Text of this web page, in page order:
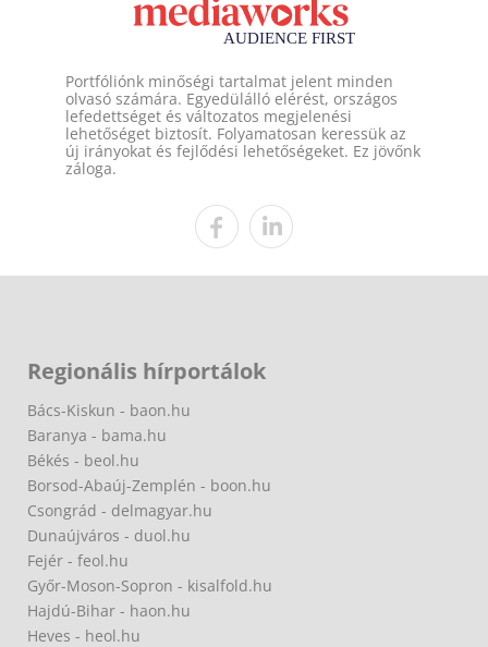
Portfóliónk minőségi tartalmat jelent minden
olvasó számára. Egyedülálló elérést, országos
lefedettséget és változatos megjelenési
lehetőséget biztosít. Folyamatosan keressük az
új irányokat és fejlődési lehetőségeket. Ez jövőnk
záloga.
Regionális hírportálok
Bács-Kiskun - baon.hu
Baranya - bama.hu
Békés - beol.hu
Borsod-Abaúj-Zemplén - boon.hu
Csongrád - delmagyar.hu
Dunaújváros - duol.hu
Fejér - feol.hu
Győr-Moson-Sopron - kisalfold.hu
Hajdú-Bihar - haon.hu
Heves - heol.hu